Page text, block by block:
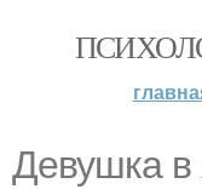
Девушка в